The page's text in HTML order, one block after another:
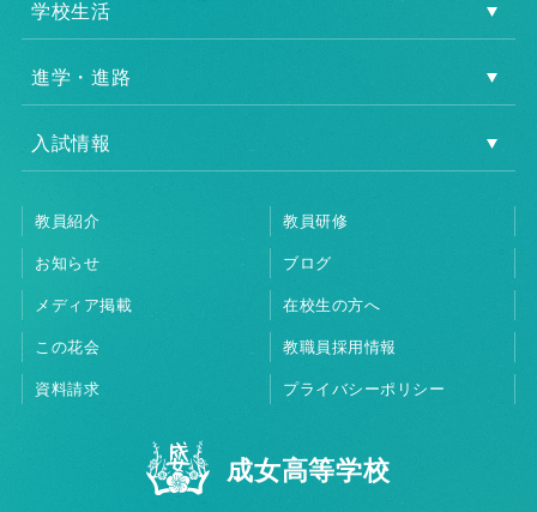
学校生活
進学・進路
入試情報
教員紹介 教員研修
お知らせ ブログ
メディア掲載 在校生の方へ
この花会 教職員採用情報
資料請求 プライバシーポリシー
成女高等学校